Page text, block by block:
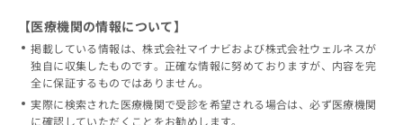
【医療機関の情報について】
掲載している情報は、株式会社マイナビおよび株式会社ウェルネスが
独自に収集したものです。正確な情報に努めておりますが、内容を完
全に保証するものではありません。
実際に検索された医療機関で受診を希望される場合は、必ず医療機関
に確認していただくことをお勧めします。